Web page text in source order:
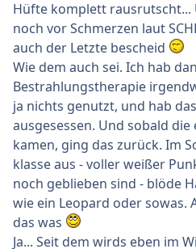
Hüfte komplett rausrutscht...
noch vor Schmerzen laut
auch der Letzte bescheid
Wie dem auch sei. Ich hab
Bestrahlungstherapie
ja nichts genutzt, und hab
ausgesessen. Und sobald
kamen, ging das zurück. Im
klasse aus - voller weißer
noch geblieben sind - blöde
wie ein Leopard oder sowas.
das was
Ja... Seit dem wirds eben im